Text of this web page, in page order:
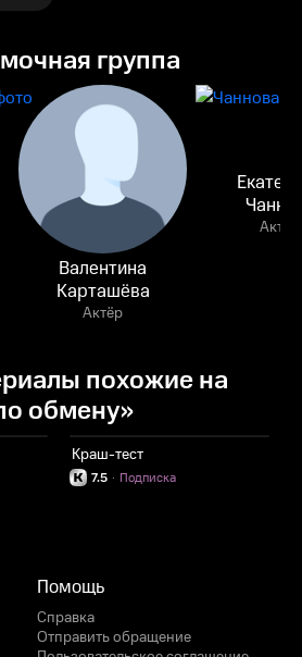
группа
Валентина
Карташёва
Актёр
Актёр
похожие на
обмену»
Краш-тест
7.5 Подписка
·
Помощь
Справка
Отправить обращение